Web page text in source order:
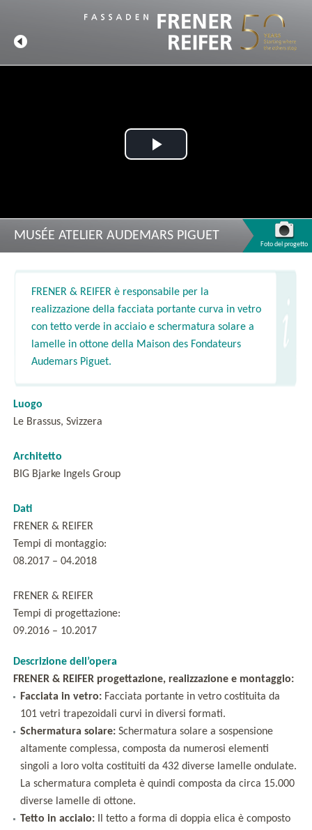
Play
MUSÉE ATELIER AUDEMARS PIGUET
Foto del progetto
FRENER & REIFER è responsabile per la
realizzazione della facciata portante curva in vetro
con tetto verde in acciaio e schermatura solare a
lamelle in ottone della Maison des Fondateurs
Audemars Piguet.
Luogo
Le Brassus, Svizzera
Architetto
BIG Bjarke Ingels Group
Dati
FRENER & REIFER
Tempi di montaggio:
08.2017 – 04.2018
FRENER & REIFER
Tempi di progettazione:
09.2016 – 10.2017
Descrizione dell’opera
FRENER & REIFER progettazione, realizzazione e montaggio:
Facciata in vetro: Facciata portante in vetro costituita da
101 vetri trapezoidali curvi in diversi formati.
Schermatura solare: Schermatura solare a sospensione
altamente complessa, composta da numerosi elementi
singoli a loro volta costituiti da 432 diverse lamelle ondulate.
La schermatura completa è quindi composta da circa 15.000
diverse lamelle di ottone.
Tetto in acciaio: Il tetto a forma di doppia elica è composto